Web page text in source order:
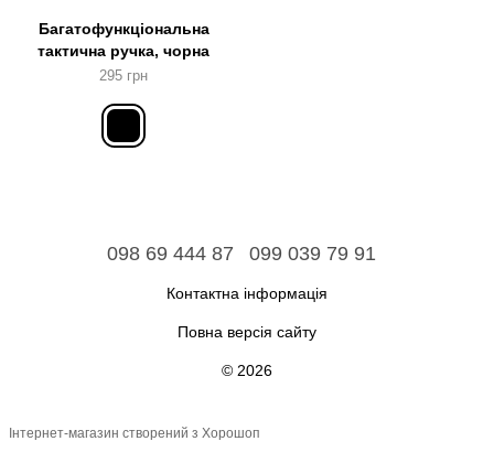
Багатофункціональна
тактична ручка, чорна
295 грн
098 69 444 87 099 039 79 91
Контактна інформація
Повна версія сайту
© 2026
Інтернет-магазин створений з Хорошоп